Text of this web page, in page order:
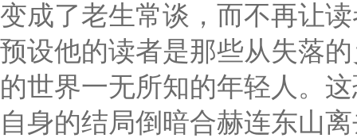
变成了老生常谈，而不再让
预设他的读者是那些从失落
的世界一无所知的年轻人。
自身的结局倒暗合赫连东山